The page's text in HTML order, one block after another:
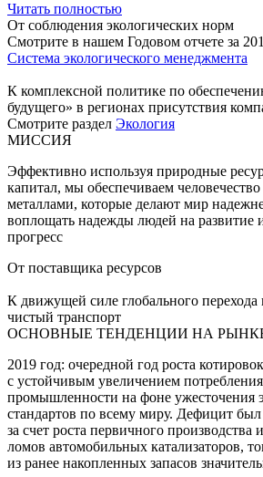
Читать полностью
От соблюдения экологических норм
Смотрите в нашем Годовом отчете за
Система экологического менеджмента
К комплексной политике по
будущего» в регионах присутствия
Смотрите раздел Экология
МИССИЯ
Эффективно используя природные
капитал, мы обеспечиваем
металлами, которые делают мир
воплощать надежды людей на развитие
прогресс
От поставщика ресурсов
К движущей силе глобального перехода
чистый транспорт
ОСНОВНЫЕ ТЕНДЕНЦИИ НА
2019 год: очередной год роста
с устойчивым увеличением
промышленности на фоне ужесточения
стандартов по всему миру. Дефицит
за счет роста первичного производства
ломов автомобильных катализаторов,
из ранее накопленных запасов